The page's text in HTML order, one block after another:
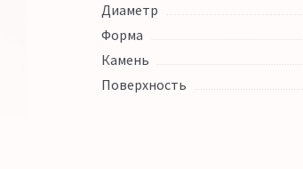
Диаметр
Форма
Камень
Поверхность